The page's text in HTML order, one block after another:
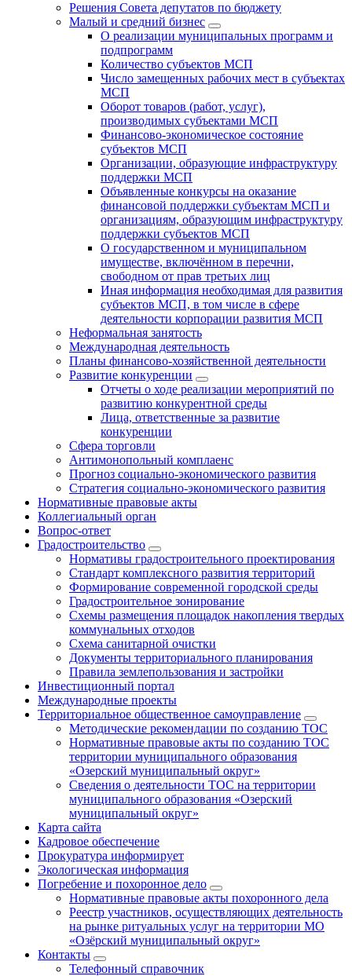
Решения Совета депутатов по бюджету
Малый и средний бизнес
О реализации муниципальных программ и
подпрограмм
Количество субъектов МСП
Число замещенных рабочих мест в субъектах
МСП
Оборот товаров (работ, услуг),
производимых субъектами МСП
Финансово-экономическое состояние
субъектов МСП
Организации, образующие инфраструктуру
поддержки МСП
Объявленные конкурсы на оказание
финансовой поддержки субъектам МСП и
организациям, образующим инфраструктуру
поддержки субъектов МСП
О государственном и муниципальном
имуществе, включённом в перечни,
свободном от прав третьих лиц
Иная информация необходимая для развития
субъектов МСП, в том числе в сфере
деятельности корпорации развития МСП
Неформальная занятость
Международная деятельность
Планы финансово-хозяйственной деятельности
Развитие конкуренции
Отчеты о ходе реализации мероприятий по
развитию конкурентной среды
Лица, ответственные за развитие
конкуренции
Сфера торговли
Антимонопольный комплаенс
Прогноз социально-экономического развития
Стратегия социально-экономического развития
Нормативные правовые акты
Коллегиальный орган
Вопрос-ответ
Градостроительство
Нормативы градостроительного проектирования
Стандарт комплексного развития территорий
Формирование современной городской среды
Градостроительное зонирование
Схемы размещения площадок накопления твердых
коммунальных отходов
Схема санитарной очистки
Документы территориального планирования
Правила землепользования и застройки
Инвестиционный портал
Международные проекты
Территориальное общественное самоуправление
Методические рекомендации по созданию ТОС
Нормативные правовые акты по созданию ТОС
территории муниципального образования
«Озерский муниципальный округ»
Сведения о деятельности ТОС на территории
муниципального образования «Озерский
муниципальный округ»
Карта сайта
Кадровое обеспечение
Прокуратура информирует
Экологическая информация
Погребение и похоронное дело
Нормативные правовые акты похоронного дела
Реестр участников, осуществляющих деятельность
на рынке ритуальных услуг на территории МО
«Озёрский муниципальный округ»
Контакты
Телефонный справочник